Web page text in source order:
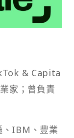
& Capita
家；曾負責
、IBM、豐業